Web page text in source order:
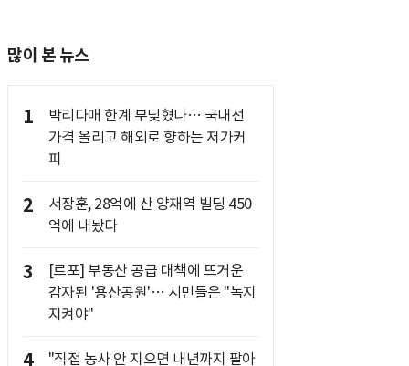
많이 본 뉴스
1
박리다매 한계 부딪혔나… 국내선
가격 올리고 해외로 향하는 저가커
피
2
서장훈, 28억에 산 양재역 빌딩 450
억에 내놨다
3
[르포] 부동산 공급 대책에 뜨거운
감자된 '용산공원'… 시민들은 "녹지
지켜야"
4
"직접 농사 안 지으면 내년까지 팔아